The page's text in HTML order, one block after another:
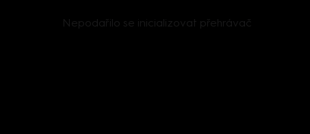
Nepodařilo se inicializovat přehrávač